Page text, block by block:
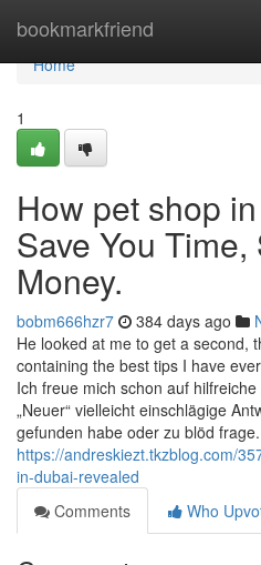
bookmarkfriend
Home
Home
1
How pet shop
Save You
Money.
bobm666hzr7 384 days ago
He looked at me to get a second,
containing the best tips I have
Ich freue mich schon auf
„Neuer“ vielleicht einschlägige
https://andreskiezt.tkzblog.com/
in-dubai-revealed
Comments
Who